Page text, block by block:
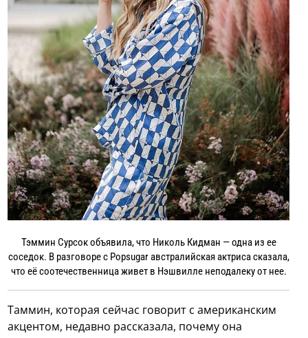
Тэммин Сурсок объявила, что Николь Кидман — одна из ее
соседок. В разговоре с Popsugar австралийская актриса сказала,
что её соотечественница живет в Нэшвилле неподалеку от нее.
Таммин, которая сейчас говорит с американским
акцентом, недавно рассказала, почему она